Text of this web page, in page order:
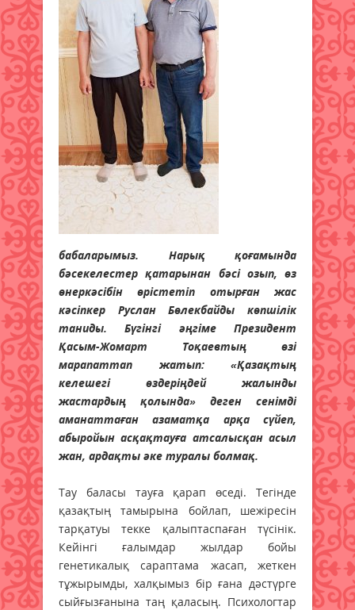
бабаларымыз. Нарық қоғамында
бәсекелестер қатарынан бәсі озып, өз
өнеркәсібін өрістетіп отырған жас
кәсіпкер Руслан Бөлекбайды көпшілік
таниды. Бүгінгі әңгіме Президент
Қасым-Жомарт Тоқаевтың өзі
марапаттап жатып: «Қазақтың
келешегі өздеріңдей жалынды
жастардың қолында» деген сенімді
аманаттаған азаматқа арқа сүйеп,
абыройын асқақтауға атсалысқан асыл
жан, ардақты әке туралы болмақ.
Тау баласы тауға қарап өседі. Тегінде
қазақтың тамырына бойлап, шежі­ресін
тарқатуы текке қалып­таспаған түсінік.
Кейінгі ғалымдар жылдар бойы
генетикалық сараптама жасап, жеткен
тұжырымды, халқымыз бір ғана дәстүрге
сыйғызғанына таң қаласың. Психологтар